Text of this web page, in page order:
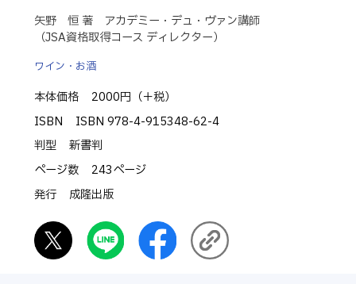
矢野 恒 著 アカデミー・デュ・ヴァン講師
（JSA資格取得コース ディレクター）
ワイン・お酒
本体価格
2000円（＋税）
ISBN
ISBN 978-4-915348-62-4
判型
新書判
ページ数
243ページ
発行
成隆出版